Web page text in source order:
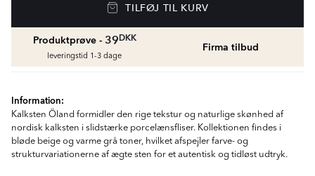
Golvvärmepaket med termostat
Vådrumssilikone
Rengøring & Vedligeholdelse
fr. DKK
TILFØJ TIL KURV
Produktprøve - 39DKK
leveringstid 1-3 dage
Firma tilbud
Information:
Kalksten Öland formidler den rige tekstur og naturlige skønhed af
nordisk kalksten i slidstærke porcelænsfliser. Kollektionen findes i
bløde beige og varme grå toner, hvilket afspejler farve- og
strukturvariationerne af ægte sten for et autentisk og tidløst udtryk.